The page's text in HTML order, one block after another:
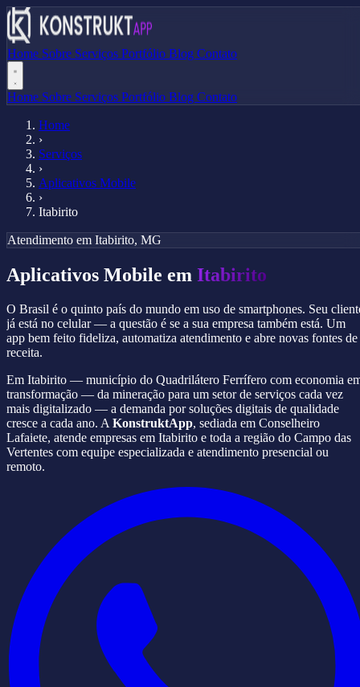
Home Sobre Serviços Portfólio Blog Contato
Home Sobre Serviços Portfólio Blog Contato
Home
›
Serviços
›
Aplicativos Mobile
›
Itabirito
Atendimento em Itabirito, MG
Aplicativos Mobile em Itabirito
O Brasil é o quinto país do mundo em uso de smartphones. Seu
já está no celular — a questão é se a sua empresa também está. Um
app bem feito fideliza, automatiza atendimento e abre novas fontes de
receita.
Em Itabirito — município do Quadrilátero Ferrífero com economia
transformação — da mineração para um setor de serviços cada vez
mais digitalizado — a demanda por soluções digitais de qualidade
cresce a cada ano. A KonstruktApp, sediada em Conselheiro
Lafaiete, atende empresas em Itabirito e toda a região do Campo das
Vertentes com equipe especializada e atendimento presencial ou
remoto.